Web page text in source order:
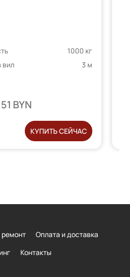
1000 кг
вил
3 м
BYN
КУПИТЬ СЕЙЧАС
Оплата и доставка
Контакты